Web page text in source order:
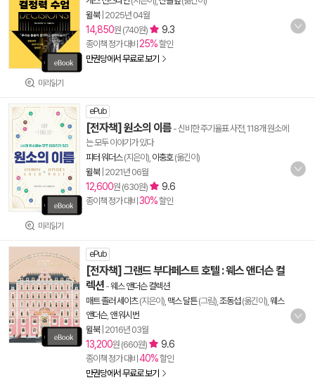
미리읽기
윌북| 2025년 04월
14,850원 (740원) 9.3
종이책 정가 대비 25%할인
만권당에서 무료로 보기
미리읽기
ePub
[전자책] 원소의 이름 - 신비한 주기율표 사전, 118개 원소에
는 모두 이야기가 있다
피터 워더스(지은이), 이충호(옮긴이)
윌북| 2021년 06월
12,600원 (630원) 9.6
종이책 정가 대비 30%할인
ePub
[전자책] 그랜드 부다페스트 호텔 : 웨스 앤더슨 컬
렉션 -웨스 앤더슨 컬렉션
매트 졸러 세이츠(지은이), 맥스 달튼(그림), 조동섭(옮긴이), 웨스
앤더슨, 앤 워시번
윌북| 2016년 03월
13,200원 (660원) 9.6
종이책 정가 대비 40%할인
만권당에서 무료로 보기